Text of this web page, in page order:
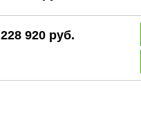
228 920 руб.